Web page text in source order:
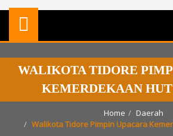
WALIKOTA TIDORE
KEMERDEKAAN
Home
Daerah
Walikota Tidore Pimpin Upacara